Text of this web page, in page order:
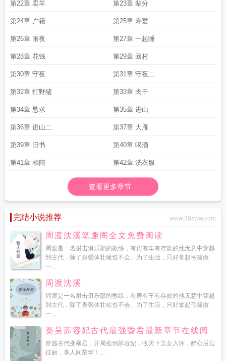
第22章 卖羊 第23章 辈分
第24章 户籍 第25章 寿宴
第26章 雨夜 第27章 一起睡
第28章 花钱 第29章 回村
第30章 守夜 第31章 守夜二
第32章 打野猪 第33章 肉干
第34章 恳求 第35章 进山
第36章 进山二 第37章 大雁
第39章 旧书 第40章 喝酒
第41章 相陪 第42章 洗衣服
查看更多章节...
完结小说推荐 www.38zww.com
周渡沈溪笔趣阁全文免费阅读
周渡是一名射击俱乐部的教练，有房有车有存款的他无意中穿越
到古代，除了身强体壮啥也不会。为了生活，只好拿起弓箭做
一...
周渡沈溪
周渡是一名射击俱乐部的教练，有房有车有存款的他无意中穿越
到古代，除了身强体壮啥也不会。为了生活，只好拿起弓箭做
一...
秦昊苏容妃古代最强昏君最新章节在线阅
读
穿越古代变暴君，开局推倒苏容妃，收天下美女入怀，醉心后宫
佳丽，享人间荣华！...